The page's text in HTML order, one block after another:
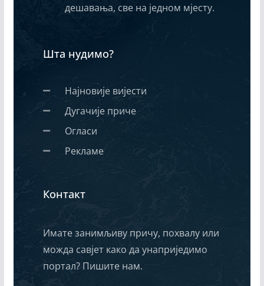
дешавања, све на једном мјесту.
Шта нудимо?
Најновије вијести
Дугачије приче
Огласи
Рекламе
Контакт
Имате занимљиву причу, похвалу или
можда савјет како да унаприједимо
портал? Пишите нам.